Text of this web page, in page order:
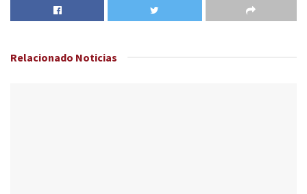
Relacionado Noticias